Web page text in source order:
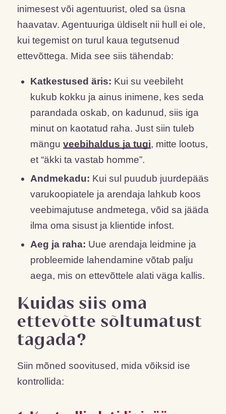
inimesest või agentuurist, oled sa üsna
haavatav. Agentuuriga üldiselt nii hull ei ole,
kui tegemist on turul kaua tegutsenud
ettevõttega. Mida see siis tähendab:
Katkestused äris: Kui su veebileht
kukub kokku ja ainus inimene, kes seda
parandada oskab, on kadunud, siis iga
minut on kaotatud raha. Just siin tuleb
mängu veebihaldus ja tugi, mitte lootus,
et “äkki ta vastab homme”.
Andmekadu: Kui sul puudub juurdepääs
varukoopiatele ja arendaja lahkub koos
veebimajutuse andmetega, võid sa jääda
ilma oma sisust ja klientide infost.
Aeg ja raha: Uue arendaja leidmine ja
probleemide lahendamine võtab palju
aega, mis on ettevõttele alati väga kallis.
Kuidas siis oma
ettevõtte sõltumatust
tagada?
Siin mõned soovitused, mida võiksid ise
kontrollida: